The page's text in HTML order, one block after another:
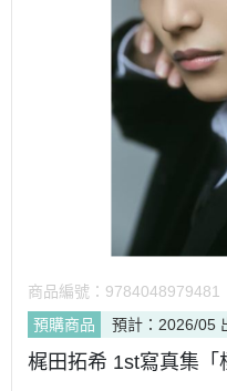
商品編號： 9784048979481
預購商品
預計：2026/05
梶田拓希 1st寫真集「